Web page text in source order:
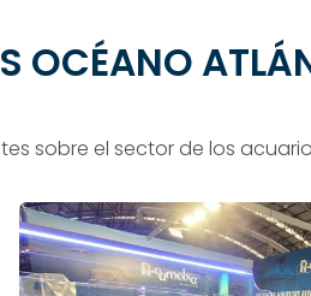
OCÉANO
sobre el sector de los